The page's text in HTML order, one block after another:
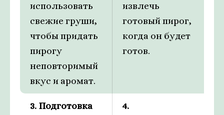
использовать
свежие груши,
чтобы придать
пирогу
неповторимый
вкус и аромат.
извлечь
готовый пирог,
когда он будет
готов.
3. Подготовка
4.